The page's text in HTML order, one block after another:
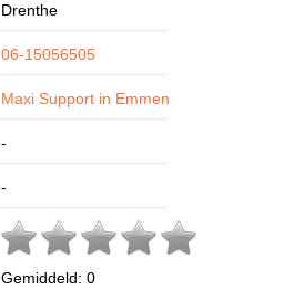
Drenthe
06-15056505
Maxi Support in Emmen
-
-
Gemiddeld: 0